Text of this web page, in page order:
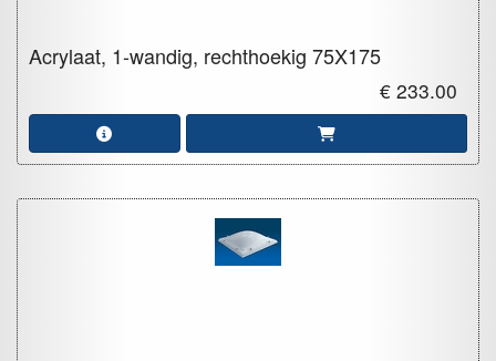
Acrylaat, 1-wandig, rechthoekig 75X175
€ 233.00